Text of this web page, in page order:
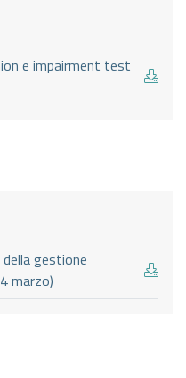
e impairment test
gestione
marzo)